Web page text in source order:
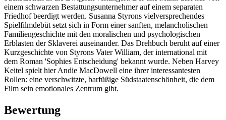
einem schwarzen Bestattungsunternehmer auf einem separaten
Friedhof beerdigt werden. Susanna Styrons vielversprechendes
Spielfilmdebüt setzt sich in Form einer sanften, melancholischen
Familiengeschichte mit den moralischen und psychologischen
Erblasten der Sklaverei auseinander. Das Drehbuch beruht auf einer
Kurzgeschichte von Styrons Vater William, der international mit
dem Roman 'Sophies Entscheidung' bekannt wurde. Neben Harvey
Keitel spielt hier Andie MacDowell eine ihrer interessantesten
Rollen: eine verschwitzte, barfüßige Südstaatenschönheit, die dem
Film sein emotionales Zentrum gibt.
Bewertung